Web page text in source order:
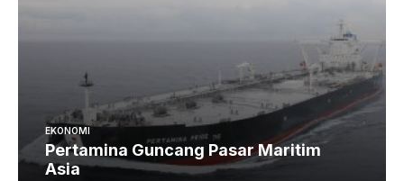
EKONOMI
Pertamina Guncang Pasar Maritim
Asia